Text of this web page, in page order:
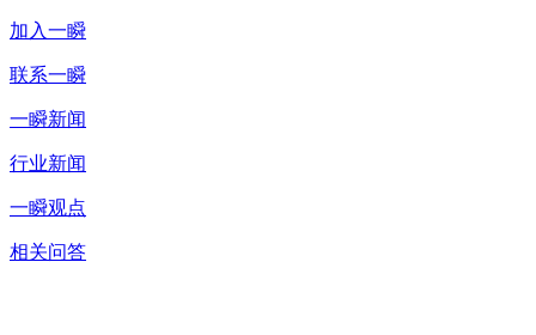
加入一瞬
联系一瞬
一瞬新闻
行业新闻
一瞬观点
相关问答